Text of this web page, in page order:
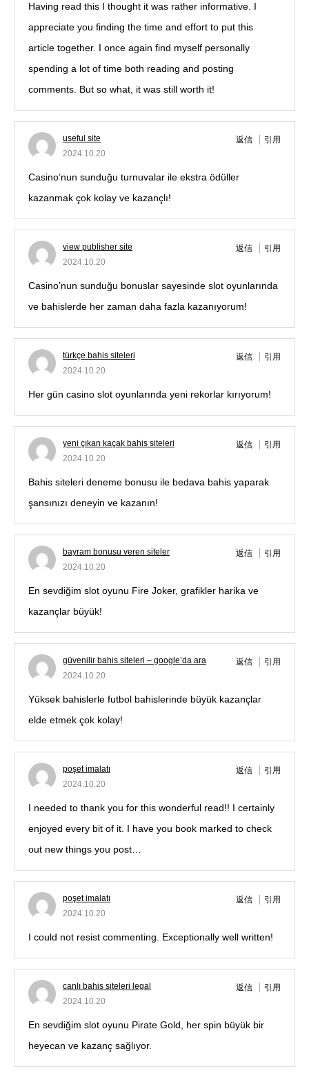
Having read this I thought it was rather informative. I
appreciate you finding the time and effort to put this
article together. I once again find myself personally
spending a lot of time both reading and posting
comments. But so what, it was still worth it!
useful site
2024.10.20
返信 引用
Casino’nun sunduğu turnuvalar ile ekstra ödüller
kazanmak çok kolay ve kazançlı!
view publisher site
2024.10.20
返信 引用
Casino’nun sunduğu bonuslar sayesinde slot oyunlarında
ve bahislerde her zaman daha fazla kazanıyorum!
türkçe bahis siteleri
2024.10.20
返信 引用
Her gün casino slot oyunlarında yeni rekorlar kırıyorum!
yeni çıkan kaçak bahis siteleri
2024.10.20
返信 引用
Bahis siteleri deneme bonusu ile bedava bahis yaparak
şansınızı deneyin ve kazanın!
bayram bonusu veren siteler
2024.10.20
返信 引用
En sevdiğim slot oyunu Fire Joker, grafikler harika ve
kazançlar büyük!
güvenilir bahis siteleri – google’da ara
2024.10.20
返信 引用
Yüksek bahislerle futbol bahislerinde büyük kazançlar
elde etmek çok kolay!
poşet imalatı
2024.10.20
返信 引用
I needed to thank you for this wonderful read!! I certainly
enjoyed every bit of it. I have you book marked to check
out new things you post…
poşet imalatı
2024.10.20
返信 引用
I could not resist commenting. Exceptionally well written!
canlı bahis siteleri legal
2024.10.20
返信 引用
En sevdiğim slot oyunu Pirate Gold, her spin büyük bir
heyecan ve kazanç sağlıyor.